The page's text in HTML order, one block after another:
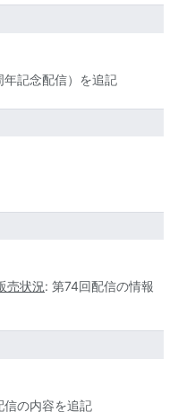
記念配信）を追記
売状況: 第74回配信の情報
信の内容を追記